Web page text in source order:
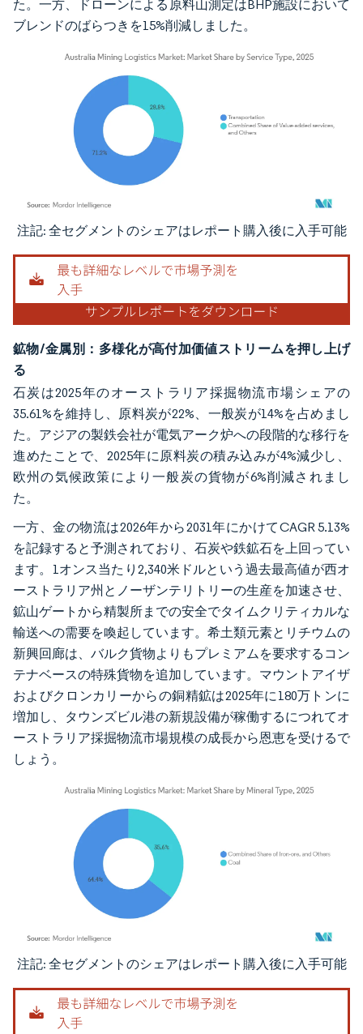
た。一方、ドローンによる原料山測定はBHP施設において
ブレンドのばらつきを15%削減しました。
画像 © Mordor Intelligence。再利用にはCC BY 4.0の表示が必要です。
注記: 全セグメントのシェアはレポート購入後に入手可能
鉱物/金属別：多様化が高付加価値ストリームを押し上げ
る
石炭は2025年のオーストラリア採掘物流市場シェアの
35.61%を維持し、原料炭が22%、一般炭が14%を占めまし
た。アジアの製鉄会社が電気アーク炉への段階的な移行を
進めたことで、2025年に原料炭の積み込みが4%減少し、
欧州の気候政策により一般炭の貨物が6%削減されまし
た。
一方、金の物流は2026年から2031年にかけてCAGR 5.13%
を記録すると予測されており、石炭や鉄鉱石を上回ってい
ます。1オンス当たり2,340米ドルという過去最高値が西オ
ーストラリア州とノーザンテリトリーの生産を加速させ、
鉱山ゲートから精製所までの安全でタイムクリティカルな
輸送への需要を喚起しています。希土類元素とリチウムの
新興回廊は、バルク貨物よりもプレミアムを要求するコン
テナベースの特殊貨物を追加しています。マウントアイザ
およびクロンカリーからの銅精鉱は2025年に180万トンに
増加し、タウンズビル港の新規設備が稼働するにつれてオ
ーストラリア採掘物流市場規模の成長から恩恵を受けるで
しょう。
画像 © Mordor Intelligence。再利用にはCC BY 4.0の表示が必要です。
注記: 全セグメントのシェアはレポート購入後に入手可能